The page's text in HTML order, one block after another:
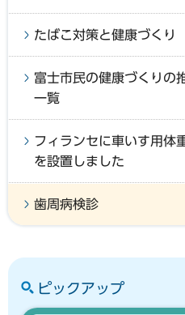
たばこ対策と健康づくり
富士市民の健康づくりの
一覧
フィランセに車いす用体
を設置しました
歯周病検診
ピックアップ